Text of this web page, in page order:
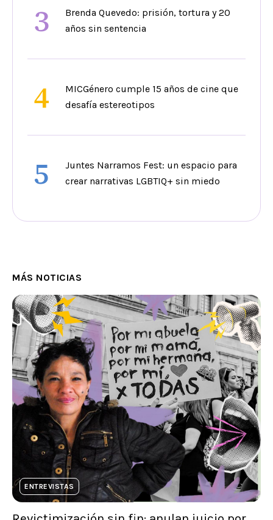
3
Brenda Quevedo: prisión, tortura y 20
años sin sentencia
4
MICGénero cumple 15 años de cine que
desafía estereotipos
5
Juntes Narramos Fest: un espacio para
crear narrativas LGBTIQ+ sin miedo
MÁS NOTICIAS
ENTREVISTAS